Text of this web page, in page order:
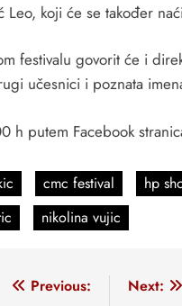
Leo, koji će se također
festivalu govorit će i
učesnici i poznata
h putem Facebook
cmc festival hp
nikolina vujic
Previous:
Next: